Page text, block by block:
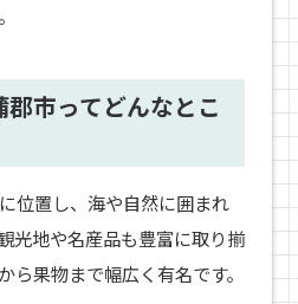
郡市ってどんなとこ
位置し、海や自然に囲まれ
光地や名産品も豊富に取り揃
ら果物まで幅広く有名です。